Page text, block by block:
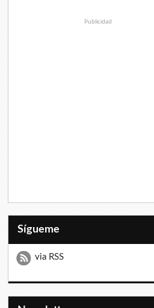
Publicidad
Sígueme
via RSS